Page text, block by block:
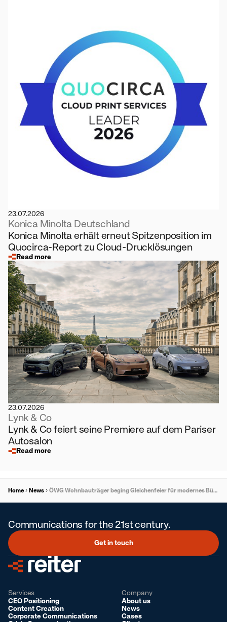
23.07.2026
Konica Minolta Deutschland
Konica Minolta erhält erneut Spitzenposition im
Quocirca-Report zu Cloud-Drucklösungen
Read more
23.07.2026
Lynk & Co
Lynk & Co feiert seine Premiere auf dem Pariser
Autosalon
Read more
Home News ÖWG Wohnbauträger beging Gleichenfeier für modernes Büro- und Gesundheitszentrum in Stattegg
Communications for the 21st century.
Get in touch
Services
CEO Positioning
Content Creation
Corporate Communications
Company
About us
News
Cases